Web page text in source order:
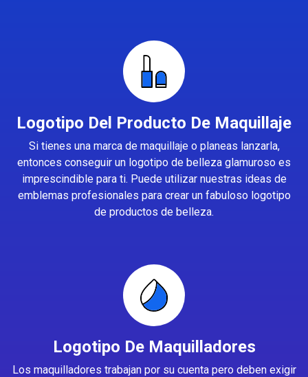
Logotipo Del Producto De Maquillaje
Si tienes una marca de maquillaje o planeas lanzarla,
entonces conseguir un logotipo de belleza glamuroso es
imprescindible para ti. Puede utilizar nuestras ideas de
emblemas profesionales para crear un fabuloso logotipo
de productos de belleza.
Logotipo De Maquilladores
Los maquilladores trabajan por su cuenta pero deben exigir